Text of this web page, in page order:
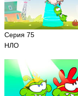
Серия 75
НЛО